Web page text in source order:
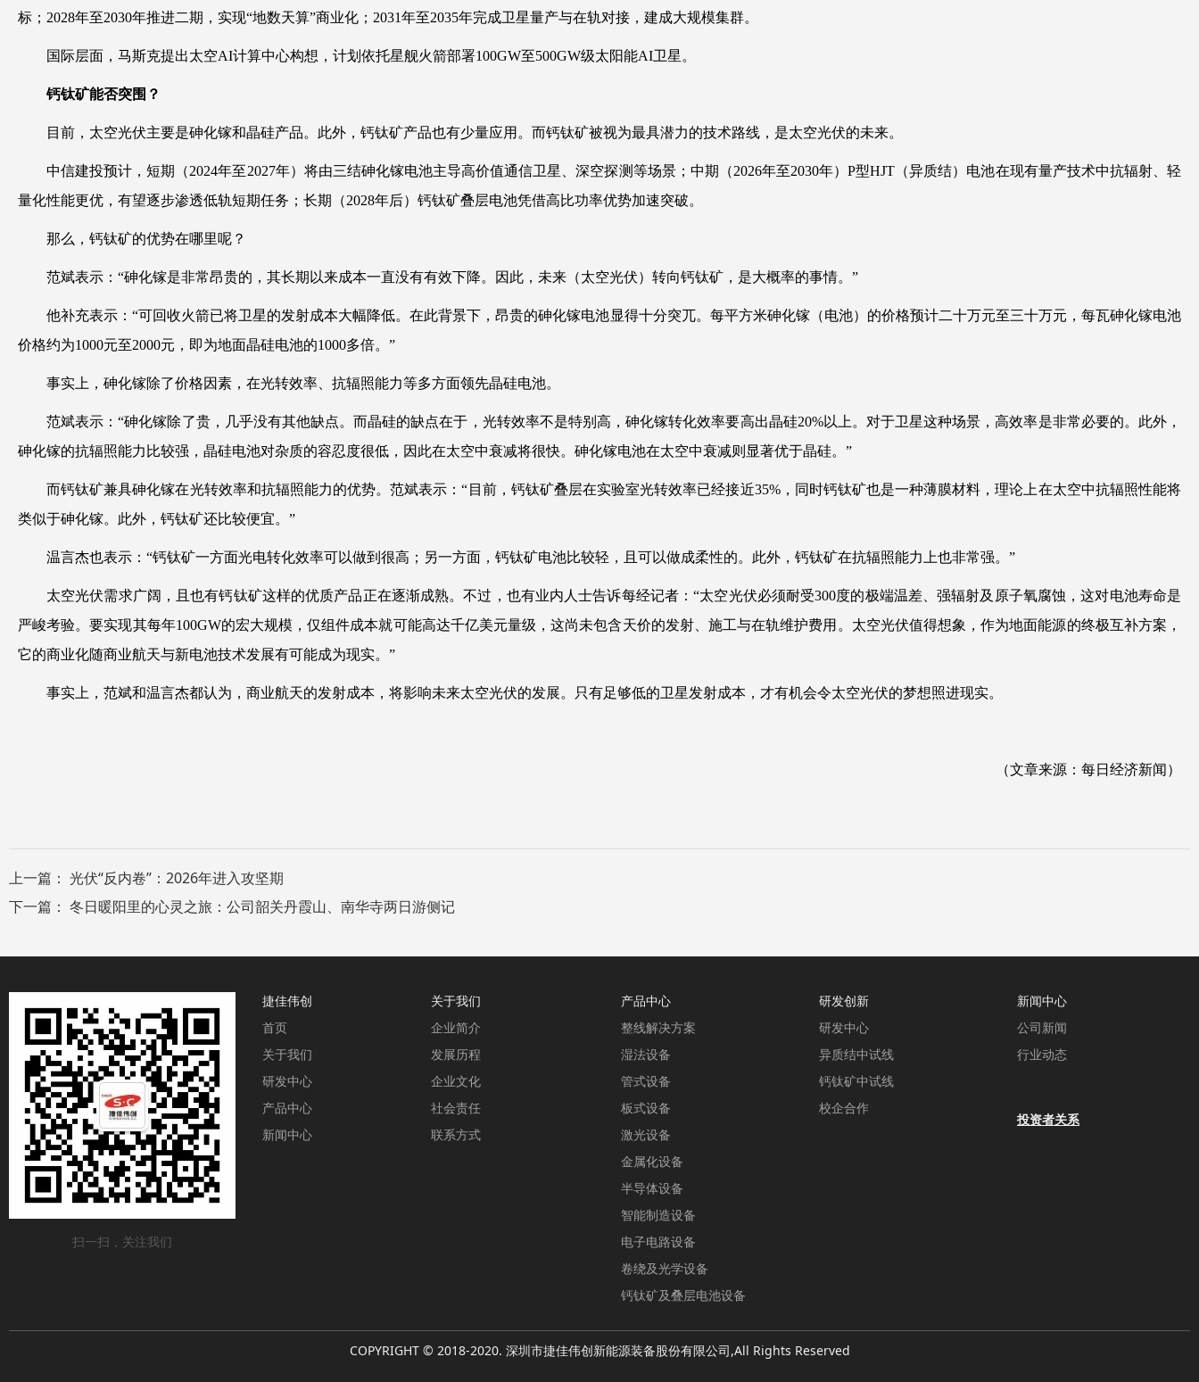
标；2028年至2030年推进二期，实现“地数天算”商业化；2031年至2035年完成卫星量产与在轨对接，建成大规模集群。
国际层面，马斯克提出太空AI计算中心构想，计划依托星舰火箭部署100GW至500GW级太阳能AI卫星。
钙钛矿能否突围？
目前，太空光伏主要是砷化镓和晶硅产品。此外，钙钛矿产品也有少量应用。而钙钛矿被视为最具潜力的技术路线，是太空光伏的未来。
中信建投预计，短期（2024年至2027年）将由三结砷化镓电池主导高价值通信卫星、深空探测等场景；中期（2026年至2030年）P型HJT（异质结）电池在现有量产技术中抗辐射、轻
量化性能更优，有望逐步渗透低轨短期任务；长期（2028年后）钙钛矿叠层电池凭借高比功率优势加速突破。
那么，钙钛矿的优势在哪里呢？
范斌表示：“砷化镓是非常昂贵的，其长期以来成本一直没有有效下降。因此，未来（太空光伏）转向钙钛矿，是大概率的事情。”
他补充表示：“可回收火箭已将卫星的发射成本大幅降低。在此背景下，昂贵的砷化镓电池显得十分突兀。每平方米砷化镓（电池）的价格预计二十万元至三十万元，每瓦砷化镓电池
价格约为1000元至2000元，即为地面晶硅电池的1000多倍。”
事实上，砷化镓除了价格因素，在光转效率、抗辐照能力等多方面领先晶硅电池。
范斌表示：“砷化镓除了贵，几乎没有其他缺点。而晶硅的缺点在于，光转效率不是特别高，砷化镓转化效率要高出晶硅20%以上。对于卫星这种场景，高效率是非常必要的。此外，
砷化镓的抗辐照能力比较强，晶硅电池对杂质的容忍度很低，因此在太空中衰减将很快。砷化镓电池在太空中衰减则显著优于晶硅。”
而钙钛矿兼具砷化镓在光转效率和抗辐照能力的优势。范斌表示：“目前，钙钛矿叠层在实验室光转效率已经接近35%，同时钙钛矿也是一种薄膜材料，理论上在太空中抗辐照性能将
类似于砷化镓。此外，钙钛矿还比较便宜。”
温言杰也表示：“钙钛矿一方面光电转化效率可以做到很高；另一方面，钙钛矿电池比较轻，且可以做成柔性的。此外，钙钛矿在抗辐照能力上也非常强。”
太空光伏需求广阔，且也有钙钛矿这样的优质产品正在逐渐成熟。不过，也有业内人士告诉每经记者：“太空光伏必须耐受300度的极端温差、强辐射及原子氧腐蚀，这对电池寿命是
严峻考验。要实现其每年100GW的宏大规模，仅组件成本就可能高达千亿美元量级，这尚未包含天价的发射、施工与在轨维护费用。太空光伏值得想象，作为地面能源的终极互补方案，
它的商业化随商业航天与新电池技术发展有可能成为现实。”
事实上，范斌和温言杰都认为，商业航天的发射成本，将影响未来太空光伏的发展。只有足够低的卫星发射成本，才有机会令太空光伏的梦想照进现实。
（文章来源：每日经济新闻）
上一篇： 光伏“反内卷”：2026年进入攻坚期
下一篇： 冬日暖阳里的心灵之旅：公司韶关丹霞山、南华寺两日游侧记
扫一扫，关注我们
捷佳伟创
首页
关于我们
研发中心
产品中心
新闻中心
关于我们
企业简介
发展历程
企业文化
社会责任
联系方式
产品中心
整线解决方案
湿法设备
管式设备
板式设备
激光设备
金属化设备
半导体设备
智能制造设备
电子电路设备
卷绕及光学设备
钙钛矿及叠层电池设备
研发创新
研发中心
异质结中试线
钙钛矿中试线
校企合作
新闻中心
公司新闻
行业动态
投资者关系
COPYRIGHT © 2018-2020. 深圳市捷佳伟创新能源装备股份有限公司,All Rights Reserved